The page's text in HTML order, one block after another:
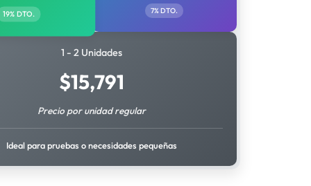
19% DTO. 7% DTO.
1 - 2 Unidades
$15,791
Precio por unidad regular
Ideal para pruebas o necesidades pequeñas